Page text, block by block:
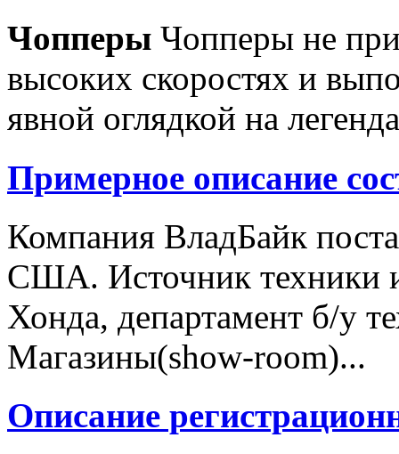
Чопперы Чопперы не
высоких скоростях и
явной оглядкой на
Примерное описание
Компания ВладБайк
США. Источник техники
Хонда, департамент б/у
Магазины(show-room)...
Описание